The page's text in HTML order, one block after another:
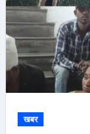
खबर